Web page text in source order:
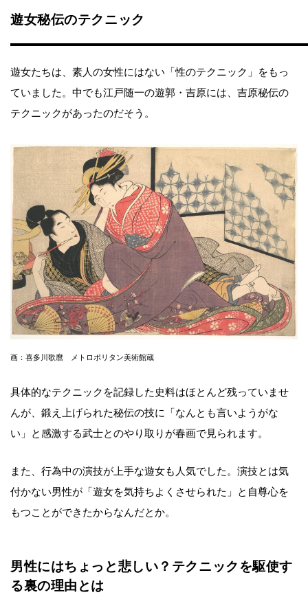
遊女秘伝のテクニック
遊女たちは、素人の女性にはない「性のテクニック」をもっ
ていました。中でも江戸随一の遊郭・吉原には、吉原秘伝の
テクニックがあったのだそう。
画：喜多川歌麿 メトロポリタン美術館蔵
具体的なテクニックを記録した史料はほとんど残っていませ
んが、鍛え上げられた秘伝の技に「なんとも言いようがな
い」と感激する武士とのやり取りが春画で見られます。
また、行為中の演技が上手な遊女も人気でした。演技とは気
付かない男性が「遊女を気持ちよくさせられた」と自尊心を
もつことができたからなんだとか。
男性にはちょっと悲しい？テクニックを駆使す
る裏の理由とは